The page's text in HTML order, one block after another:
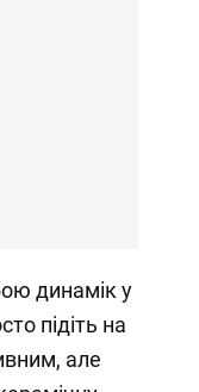
динамік у
підіть на
але